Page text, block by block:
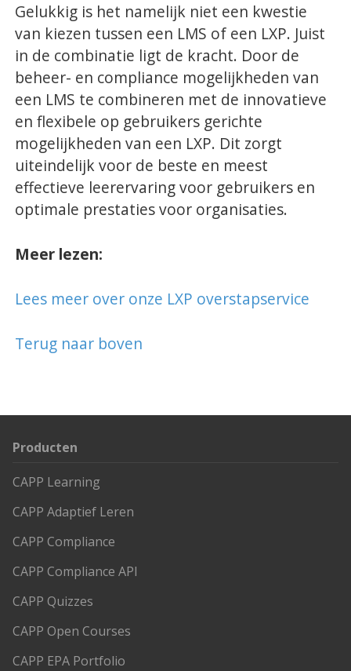
Gelukkig is het namelijk niet een kwestie
van kiezen tussen een LMS of een LXP. Juist
in de combinatie ligt de kracht. Door de
beheer- en compliance mogelijkheden van
een LMS te combineren met de innovatieve
en flexibele op gebruikers gerichte
mogelijkheden van een LXP. Dit zorgt
uiteindelijk voor de beste en meest
effectieve leerervaring voor gebruikers en
optimale prestaties voor organisaties.
Meer lezen:
Lees meer over onze LXP overstapservice
Terug naar boven
Producten
CAPP Learning
CAPP Adaptief Leren
CAPP Compliance
CAPP Compliance API
CAPP Quizzes
CAPP Open Courses
CAPP EPA Portfolio